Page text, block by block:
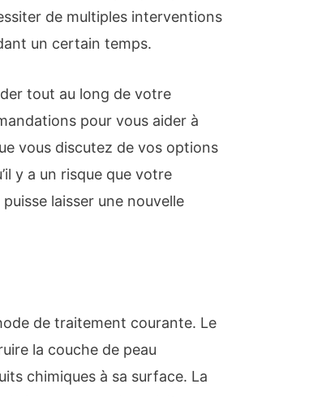
de multiples interventions
un certain temps.
tout au long de votre
pour vous aider à
vous discutez de vos options
y a un risque que votre
laisser une nouvelle
de traitement courante. Le
la couche de peau
chimiques à sa surface. La